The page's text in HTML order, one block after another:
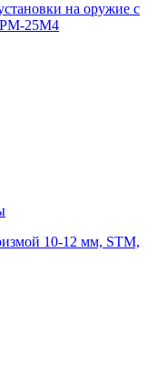
на оружие с
25M4
10-12 мм, STM,